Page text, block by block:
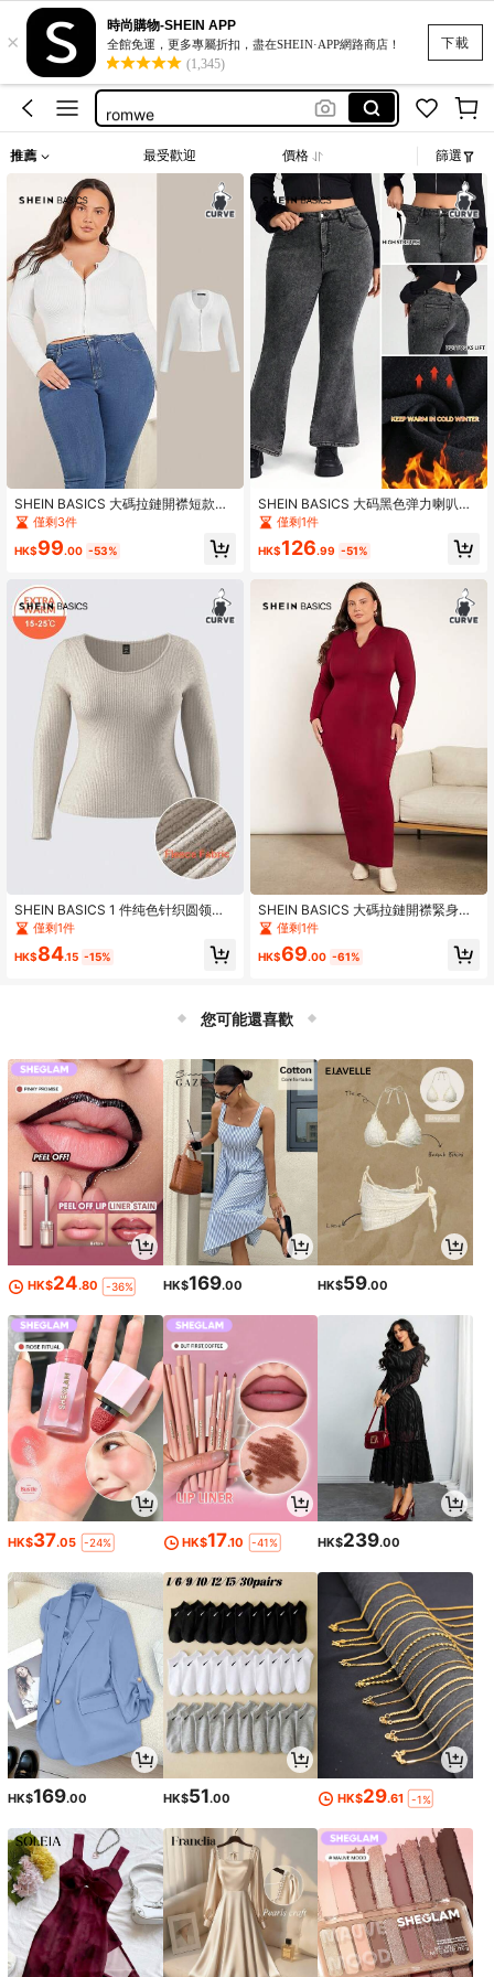
下載
×
時尚購物-SHEIN APP
全館免運，更多專屬折扣，盡在SHEIN·APP網路商店！
(1,345)
plus size woman dresses
motf
romwe
大码女装衬衫
plus size woman dresses
motf
推薦 最受歡迎 價格 篩選
SHEIN BASICS 大碼拉鏈開襟短款開
衫 僅剩3件
HK$99.00 -53%
SHEIN BASICS 1 件纯色针织圆领长
袖修身大码 T 恤，休闲
僅剩1件
HK$84.15 -15%
SHEIN BASICS 大码黑色弹力喇叭牛
仔裤僅剩1件
HK$126.99 -51%
SHEIN BASICS 大碼拉鏈開襟緊身洋
裝不附腰帶
僅剩1件
HK$69.00 -61%
您可能還喜歡
HK$24.80 -36% HK$169.00 HK$59.00
HK$37.05 -24% HK$17.10 -41% HK$239.00
HK$169.00 HK$51.00 HK$29.61 -1%